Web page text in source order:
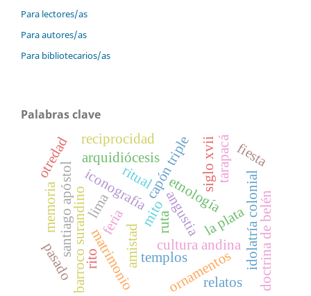
Para lectores/as
Para autores/as
Para bibliotecarios/as
Palabras clave
etnología
amistad
mito
cultura andina
angustia
ruta
templos
iconografía
ornamentos
barroco surandino idolatría colonial
capón triple
arquidiócesis
lima la plata
siglo xviitarapacá
matrimonio doctrina de belén
santiago apóstol
relatos
pasado
fiesta
feria
reciprocidad
ritual
rito
memoria
otredad